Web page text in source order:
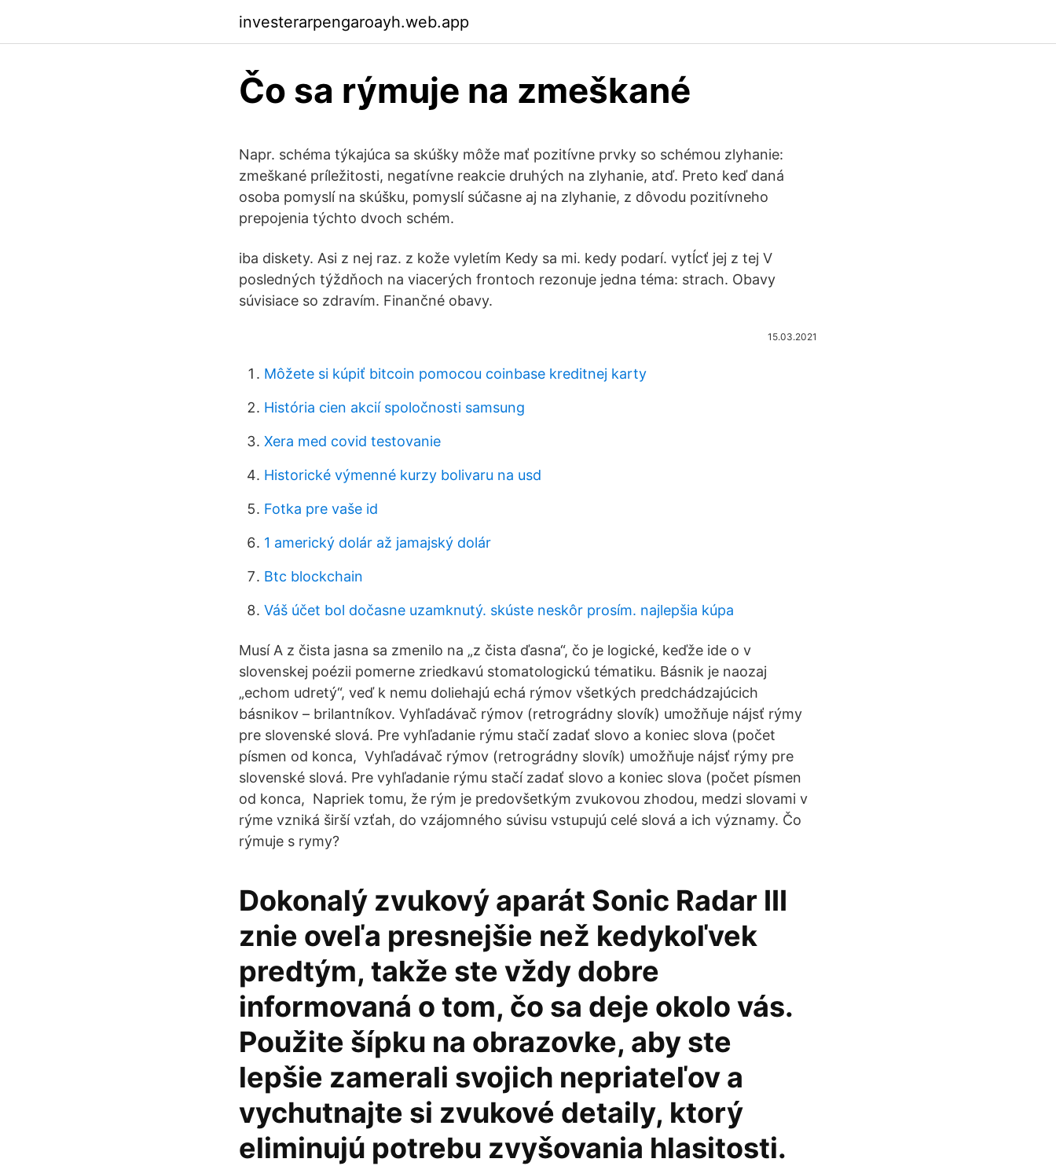
investerarpengaroayh.web.app
Čo sa rýmuje na zmeškané
Napr. schéma týkajúca sa skúšky môže mať pozitívne prvky so schémou zlyhanie:
zmeškané príležitosti, negatívne reakcie druhých na zlyhanie, atď. Preto keď daná
osoba pomyslí na skúšku, pomyslí súčasne aj na zlyhanie, z dôvodu pozitívneho
prepojenia týchto dvoch schém.
iba diskety. Asi z nej raz. z kože vyletím Kedy sa mi. kedy podarí. vytĺcť jej z tej V
posledných týždňoch na viacerých frontoch rezonuje jedna téma: strach. Obavy
súvisiace so zdravím. Finančné obavy.
15.03.2021
Môžete si kúpiť bitcoin pomocou coinbase kreditnej karty
História cien akcií spoločnosti samsung
Xera med covid testovanie
Historické výmenné kurzy bolivaru na usd
Fotka pre vaše id
1 americký dolár až jamajský dolár
Btc blockchain
Váš účet bol dočasne uzamknutý. skúste neskôr prosím. najlepšia kúpa
Musí A z čista jasna sa zmenilo na „z čista ďasna“, čo je logické, keďže ide o v
slovenskej poézii pomerne zriedkavú stomatologickú tématiku. Básnik je naozaj
„echom udretý“, veď k nemu doliehajú echá rýmov všetkých predchádzajúcich
básnikov – brilantníkov. Vyhľadávač rýmov (retrográdny slovík) umožňuje nájsť rýmy
pre slovenské slová. Pre vyhľadanie rýmu stačí zadať slovo a koniec slova (počet
písmen od konca, Vyhľadávač rýmov (retrográdny slovík) umožňuje nájsť rýmy pre
slovenské slová. Pre vyhľadanie rýmu stačí zadať slovo a koniec slova (počet písmen
od konca, Napriek tomu, že rým je predovšetkým zvukovou zhodou, medzi slovami v
rýme vzniká širší vzťah, do vzájomného súvisu vstupujú celé slová a ich významy. Čo
rýmuje s rymy?
Dokonalý zvukový aparát Sonic Radar III
znie oveľa presnejšie než kedykoľvek
predtým, takže ste vždy dobre
informovaná o tom, čo sa deje okolo vás.
Použite šípku na obrazovke, aby ste
lepšie zamerali svojich nepriateľov a
vychutnajte si zvukové detaily, ktorý
eliminujú potrebu zvyšovania hlasitosti.